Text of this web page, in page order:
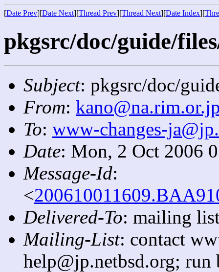
[Date Prev][Date Next][Thread Prev][Thread Next][Date Index][
pkgsrc/doc/guide/
Subject: pkgsrc/doc/
From:
To: www-changes-
Date: Mon, 2 Oct 2006
Message-Id:
<
Delivered-To: mailing
Mailing-List: contact
help@jp.netbsd.org;